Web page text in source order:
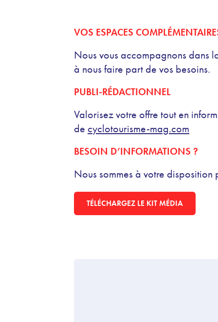
VOS ESPACES
Nous vous accompagnons dans
à nous faire part de vos besoins.
PUBLI-RÉDACTIONNEL
Valorisez votre offre tout en
de cyclotourisme-mag.com
BESOIN D’INFORMATIONS ?
Nous sommes à votre
TÉLÉCHARGEZ LE KIT MÉDIA